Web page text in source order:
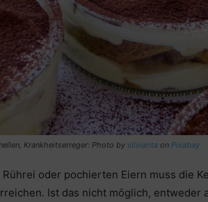
Krankheitserreger: Photo by silviarita on Pixabay
oder pochierten Eiern muss die
Ist das nicht möglich, entweder